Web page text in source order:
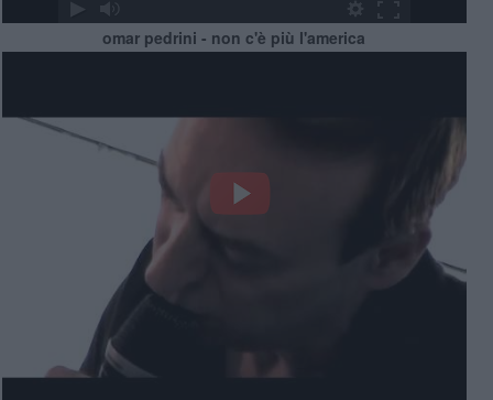
omar pedrini - non c'è più l'america